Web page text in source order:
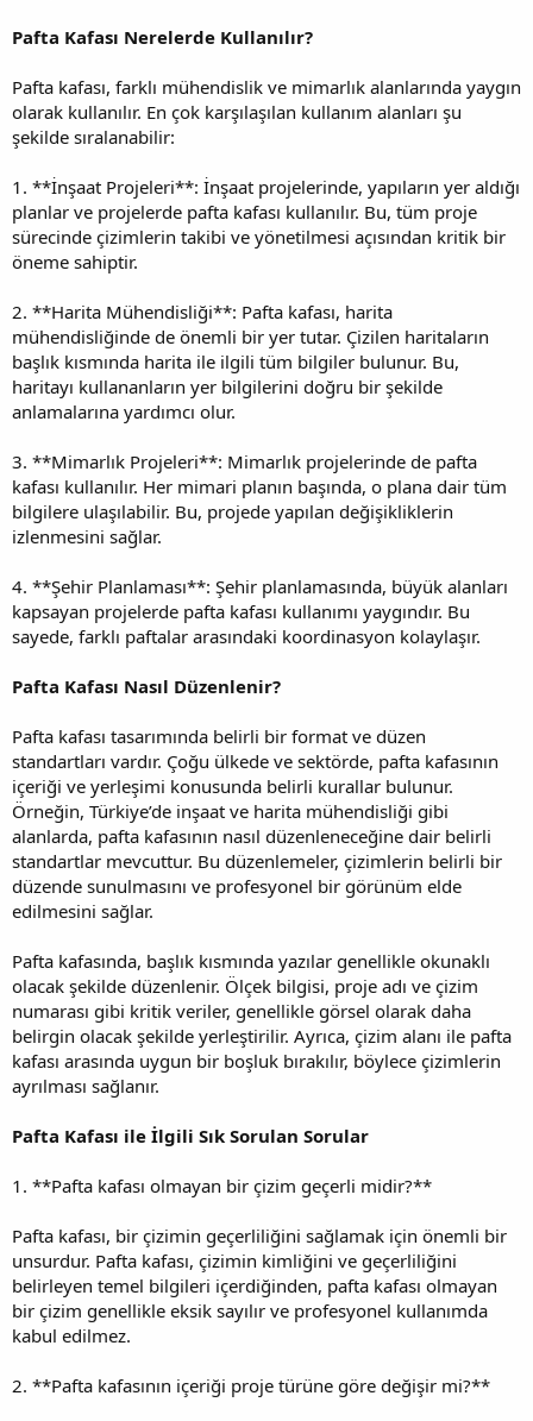
Pafta Kafası Nerelerde Kullanılır?
Pafta kafası, farklı mühendislik ve mimarlık alanlarında yaygın
olarak kullanılır. En çok karşılaşılan kullanım alanları şu
şekilde sıralanabilir:
1. **İnşaat Projeleri**: İnşaat projelerinde, yapıların yer aldığı
planlar ve projelerde pafta kafası kullanılır. Bu, tüm proje
sürecinde çizimlerin takibi ve yönetilmesi açısından kritik bir
öneme sahiptir.
2. **Harita Mühendisliği**: Pafta kafası, harita
mühendisliğinde de önemli bir yer tutar. Çizilen haritaların
başlık kısmında harita ile ilgili tüm bilgiler bulunur. Bu,
haritayı kullananların yer bilgilerini doğru bir şekilde
anlamalarına yardımcı olur.
3. **Mimarlık Projeleri**: Mimarlık projelerinde de pafta
kafası kullanılır. Her mimari planın başında, o plana dair tüm
bilgilere ulaşılabilir. Bu, projede yapılan değişikliklerin
izlenmesini sağlar.
4. **Şehir Planlaması**: Şehir planlamasında, büyük alanları
kapsayan projelerde pafta kafası kullanımı yaygındır. Bu
sayede, farklı paftalar arasındaki koordinasyon kolaylaşır.
Pafta Kafası Nasıl Düzenlenir?
Pafta kafası tasarımında belirli bir format ve düzen
standartları vardır. Çoğu ülkede ve sektörde, pafta kafasının
içeriği ve yerleşimi konusunda belirli kurallar bulunur.
Örneğin, Türkiye’de inşaat ve harita mühendisliği gibi
alanlarda, pafta kafasının nasıl düzenleneceğine dair belirli
standartlar mevcuttur. Bu düzenlemeler, çizimlerin belirli bir
düzende sunulmasını ve profesyonel bir görünüm elde
edilmesini sağlar.
Pafta kafasında, başlık kısmında yazılar genellikle okunaklı
olacak şekilde düzenlenir. Ölçek bilgisi, proje adı ve çizim
numarası gibi kritik veriler, genellikle görsel olarak daha
belirgin olacak şekilde yerleştirilir. Ayrıca, çizim alanı ile pafta
kafası arasında uygun bir boşluk bırakılır, böylece çizimlerin
ayrılması sağlanır.
Pafta Kafası ile İlgili Sık Sorulan Sorular
1. **Pafta kafası olmayan bir çizim geçerli midir?**
Pafta kafası, bir çizimin geçerliliğini sağlamak için önemli bir
unsurdur. Pafta kafası, çizimin kimliğini ve geçerliliğini
belirleyen temel bilgileri içerdiğinden, pafta kafası olmayan
bir çizim genellikle eksik sayılır ve profesyonel kullanımda
kabul edilmez.
2. **Pafta kafasının içeriği proje türüne göre değişir mi?**